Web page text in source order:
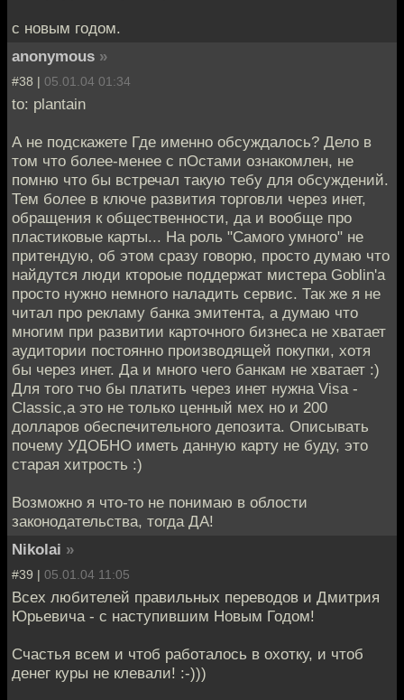
с новым годом.
anonymous »
#38 | 05.01.04 01:34
to: plantain
А не подскажете Где именно обсуждалось? Дело в
том что более-менее с пОстами ознакомлен, не
помню что бы встречал такую тебу для обсуждений.
Тем более в ключе развития торговли через инет,
обращения к общественности, да и вообще про
пластиковые карты... На роль "Самого умного" не
притендую, об этом сразу говорю, просто думаю что
найдутся люди ктороые поддержат мистера Goblin'a
просто нужно немного наладить сервис. Так же я не
читал про рекламу банка эмитента, а думаю что
многим при развитии карточного бизнеса не хватает
аудитории постоянно производящей покупки, хотя
бы через инет. Да и много чего банкам не хватает :)
Для того тчо бы платить через инет нужна Visa -
Classic,а это не только ценный мех но и 200
долларов обеспечительного депозита. Описывать
почему УДОБНО иметь данную карту не буду, это
старая хитрость :)
Возможно я что-то не понимаю в облости
законодательства, тогда ДА!
Nikolai »
#39 | 05.01.04 11:05
Всех любителей правильных переводов и Дмитрия
Юрьевича - с наступившим Новым Годом!
Счастья всем и чтоб работалось в охотку, и чтоб
денег куры не клевали! :-)))